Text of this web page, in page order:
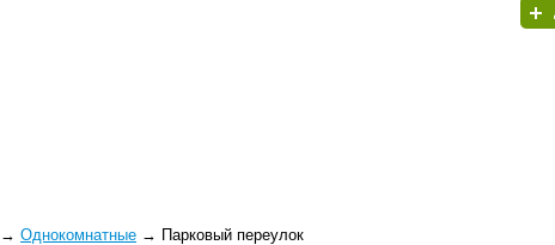
→ Однокомнатные → Парковый переулок